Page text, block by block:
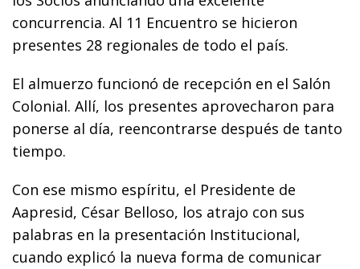
concurrencia. Al 11 Encuentro se hicieron
presentes 28 regionales de todo el país.
El almuerzo funcionó de recepción en el Salón
Colonial. Allí, los presentes aprovecharon para
ponerse al día, reencontrarse después de tanto
tiempo.
Con ese mismo espíritu, el Presidente de
Aapresid, César Belloso, los atrajo con sus
palabras en la presentación Institucional,
cuando explicó la nueva forma de comunicar